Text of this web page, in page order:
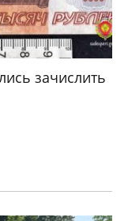
зачислить